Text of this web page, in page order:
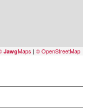
JawgMaps | © OpenStreetMap